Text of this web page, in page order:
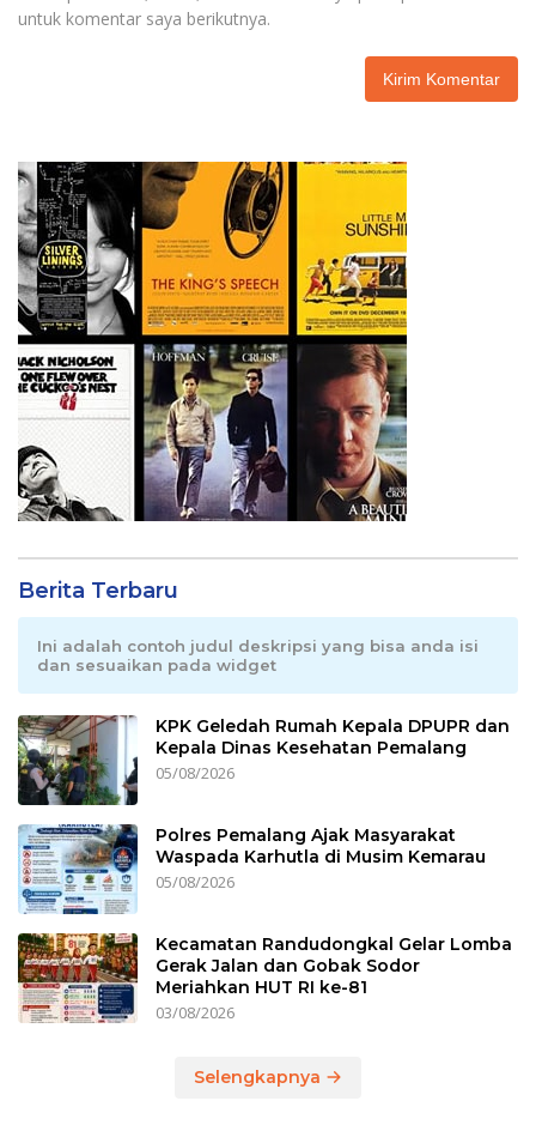
untuk komentar saya berikutnya.
Berita Terbaru
Ini adalah contoh judul deskripsi yang bisa anda isi
dan sesuaikan pada widget
KPK Geledah Rumah Kepala DPUPR dan
Kepala Dinas Kesehatan Pemalang
05/08/2026
Polres Pemalang Ajak Masyarakat
Waspada Karhutla di Musim Kemarau
05/08/2026
Kecamatan Randudongkal Gelar Lomba
Gerak Jalan dan Gobak Sodor
Meriahkan HUT RI ke-81
03/08/2026
Selengkapnya